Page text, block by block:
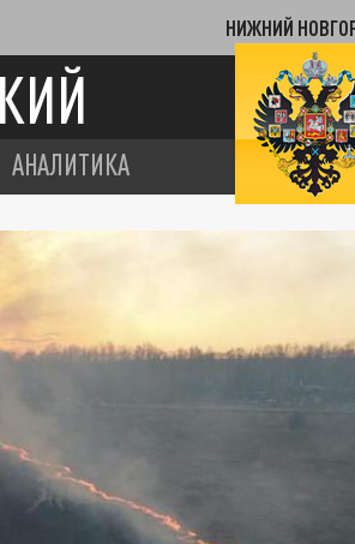
НИЖНИЙ
АНАЛИТИКА